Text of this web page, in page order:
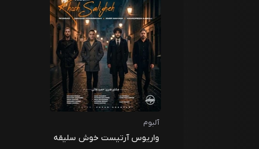
آلبوم
واریوس آرتیست خوش سلیقه